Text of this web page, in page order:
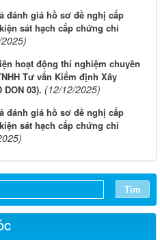
đánh giá hồ sơ đề nghị cấp
sát hạch cấp chứng chỉ
hoạt động thí nghiệm chuyên
Tư vấn Kiểm định Xây
03). (12/12/2025)
đánh giá hồ sơ đề nghị cấp
sát hạch cấp chứng chỉ
Tìm
SỞ XÂY DỰNG (Từ ngày
7/2026)
CỦA LÃNH ĐẠO SỞ XÂY
7/2026)